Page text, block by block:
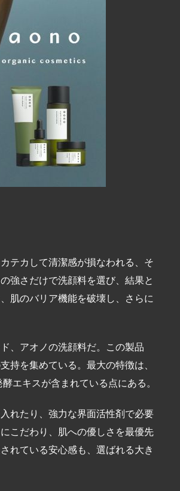
テカして清潔感が損なわれる、そ
強さだけで洗顔料を選び、結果と
肌のバリア機能を破壊し、さらに
、アオノの洗顔料だ。この製品
持を集めている。最大の特徴は、
エキスが含まれている点にある。
れたり、強力な界面活性剤で必要
こだわり、肌への優しさを最優先
れている安心感も、選ばれる大き